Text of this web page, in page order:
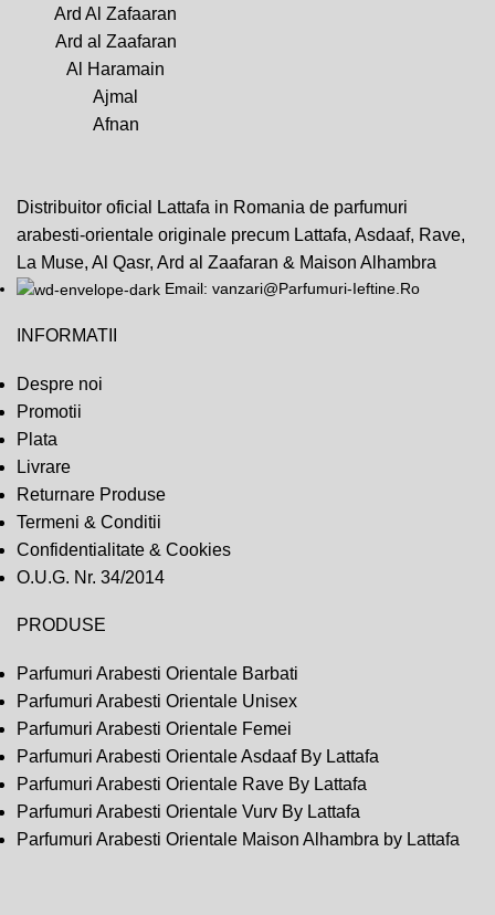
Ard Al Zafaaran
Ard al Zaafaran
Al Haramain
Ajmal
Afnan
Distribuitor oficial Lattafa in Romania de parfumuri
arabesti-orientale originale precum Lattafa, Asdaaf, Rave,
La Muse, Al Qasr, Ard al Zaafaran & Maison Alhambra
Email: vanzari@Parfumuri-Ieftine.Ro
INFORMATII
Despre noi
Promotii
Plata
Livrare
Returnare Produse
Termeni & Conditii
Confidentialitate & Cookies
O.U.G. Nr. 34/2014
PRODUSE
Parfumuri Arabesti Orientale Barbati
Parfumuri Arabesti Orientale Unisex
Parfumuri Arabesti Orientale Femei
Parfumuri Arabesti Orientale Asdaaf By Lattafa
Parfumuri Arabesti Orientale Rave By Lattafa
Parfumuri Arabesti Orientale Vurv By Lattafa
Parfumuri Arabesti Orientale Maison Alhambra by Lattafa